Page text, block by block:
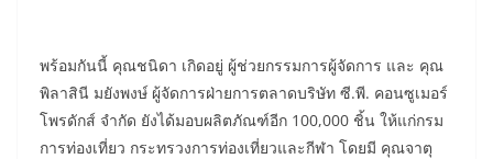
พร้อมกันนี้ คุณชนิดา เกิดอยู่ ผู้ช่วยกรรมการผู้จัดการ และ คุณ
พิลาสินี มยังพงษ์ ผู้จัดการฝ่ายการตลาดบริษัท ซี.พี. คอนซูเมอร์
โพรดักส์ จำกัด ยังได้มอบผลิตภัณฑ์อีก 100,000 ชิ้น ให้แก่กรม
การท่องเที่ยว กระทรวงการท่องเที่ยวและกีฬา โดยมี คุณจาตุ